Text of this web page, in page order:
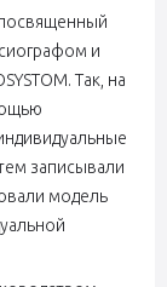
и
Так, на
записывали
модель